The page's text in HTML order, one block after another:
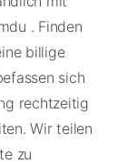
. Finden
billige
sich
rechtzeitig
Wir teilen
zu